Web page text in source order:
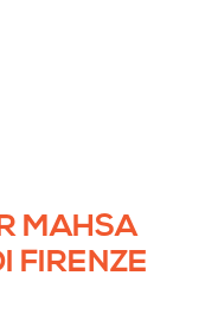
MAHSA
FIRENZE